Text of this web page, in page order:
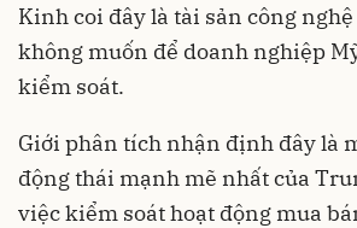
Kinh coi đây là tài sản công
không muốn để doanh nghiệp
kiểm soát.
Giới phân tích nhận định đây là
động thái mạnh mẽ nhất của
việc kiểm soát hoạt động mua